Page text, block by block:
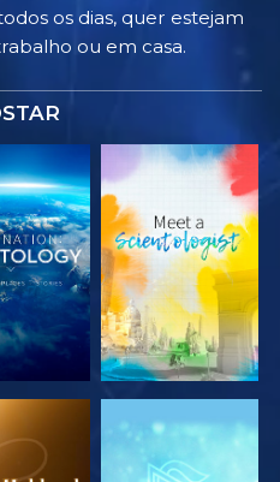
os dias, quer estejam
ou em casa.
A
EXPLORAR A